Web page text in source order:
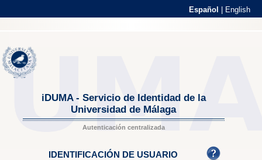
Español English
iDUMA - Servicio de Identidad de la
Universidad de Málaga
Autenticación centralizada
IDENTIFICACIÓN DE USUARIO